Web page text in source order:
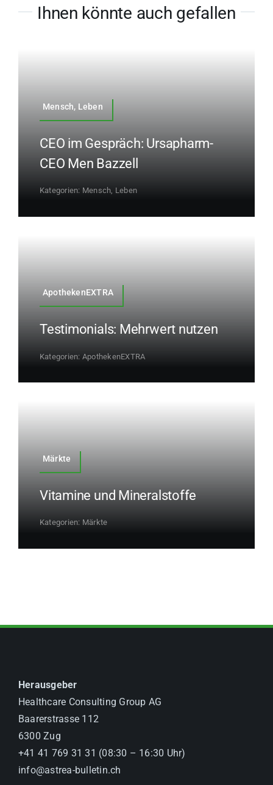
Ihnen könnte auch gefallen
Mensch, Leben
CEO im Gespräch: Ursapharm-
CEO Men Bazzell
Kategorien: Mensch, Leben
ApothekenEXTRA
Testimonials: Mehrwert nutzen
Kategorien: ApothekenEXTRA
Märkte
Vitamine und Mineralstoffe
Kategorien: Märkte
Herausgeber
Healthcare Consulting Group AG
Baarerstrasse 112
6300 Zug
+41 41 769 31 31 (08:30 – 16:30 Uhr)
info@astrea-bulletin.ch